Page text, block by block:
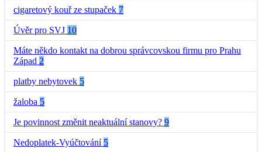
cigaretový kouř ze stupaček 7
Úvěr pro SVJ 10
Máte někdo kontakt na dobrou správcovskou firmu pro Prahu
Západ 2
platby nebytovek 5
žaloba 5
Je povinnost změnit neaktuální stanovy? 9
Nedoplatek-Vyúčtování 5